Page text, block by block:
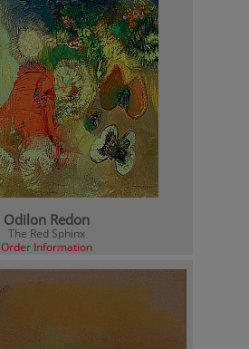
Odilon Redon
The Red Sphinx
Order Information